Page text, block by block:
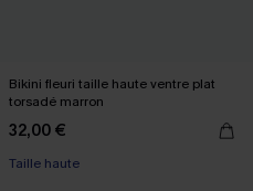
Bikini fleuri taille haute ventre plat
torsadé marron
32,00 €
Taille haute